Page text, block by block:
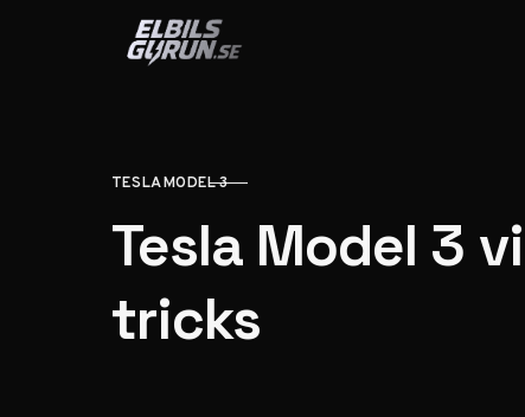
Hoppa till innehåll
KATEGORI
TESLA MODEL 3
Tesla Model 3
tricks